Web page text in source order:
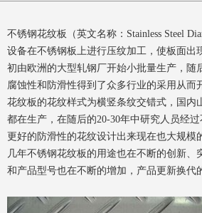
不锈钢花纹板（英文名称：Stainless Steel
设备在不锈钢板上进行压纹加工，使板面出
初由欧洲的大型轧钢厂开始小批量生产，随
腐蚀性和防滑性得到了众多行业的采用从而
花纹板的花纹样式为横竖条纹交错式，国内
都在生产，在随后的20-30年中研究人员经
更好的防滑性的花纹设计出来现在也大规模
几年不锈钢花纹板的用途也在不断的创新、
和产品型号也在不断的增加，产品更新换代